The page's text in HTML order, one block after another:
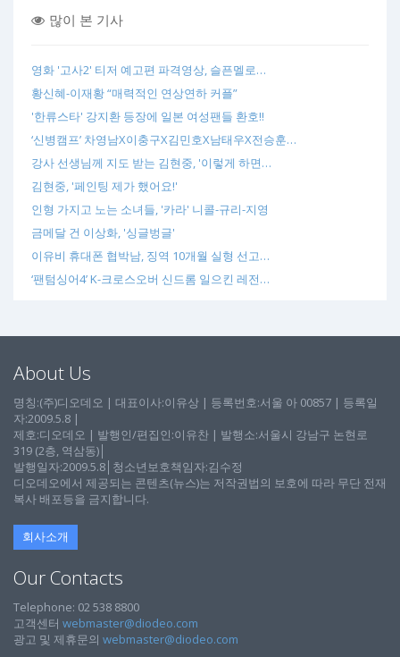
많이 본 기사
영화 '고사2' 티저 예고편 파격영상, 슬픈멜로…
황신혜-이재황 “매력적인 연상연하 커플”
'한류스타' 강지환 등장에 일본 여성팬들 환호!!
‘신병캠프’ 차영남X이충구X김민호X남태우X전승훈…
강사 선생님께 지도 받는 김현중, '이렇게 하면…
김현중, '페인팅 제가 했어요!'
인형 가지고 노는 소녀들, '카라' 니콜-규리-지영
금메달 건 이상화, '싱글벙글'
이유비 휴대폰 협박남, 징역 10개월 실형 선고…
‘팬텀싱어4’ K-크로스오버 신드롬 일으킨 레전…
About Us
명칭:(주)디오데오 | 대표이사:이유상 | 등록번호:서울 아 00857 | 등록일
자:2009.5.8 |
제호:디오데오 | 발행인/편집인:이유찬 | 발행소:서울시 강남구 논현로
319 (2층, 역삼동)│
발행일자:2009.5.8│청소년보호책임자:김수정
디오데오에서 제공되는 콘텐츠(뉴스)는 저작권법의 보호에 따라 무단 전재
복사 배포등을 금지합니다.
회사소개
Our Contacts
Telephone: 02 538 8800
고객센터 webmaster@diodeo.com
광고 및 제휴문의 webmaster@diodeo.com